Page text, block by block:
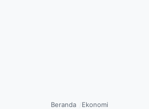
Beranda Ekonomi